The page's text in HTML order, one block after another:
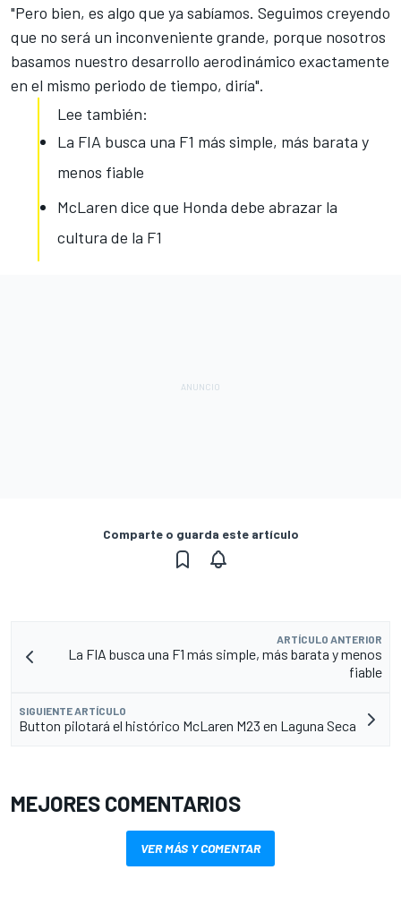
"Pero bien, es algo que ya sabíamos. Seguimos creyendo
que no será un inconveniente grande, porque nosotros
basamos nuestro desarrollo aerodinámico exactamente
en el mismo periodo de tiempo, diría".
Lee también:
La FIA busca una F1 más simple, más barata y
menos fiable
McLaren dice que Honda debe abrazar la
cultura de la F1
Comparte o guarda este artículo
ARTÍCULO ANTERIOR
La FIA busca una F1 más simple, más barata y menos
fiable
SIGUIENTE ARTÍCULO
Button pilotará el histórico McLaren M23 en Laguna Seca
MEJORES COMENTARIOS
VER MÁS Y COMENTAR